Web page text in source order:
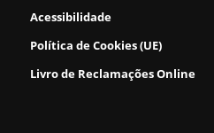
Acessibilidade
Política de Cookies (UE)
Livro de Reclamações Online